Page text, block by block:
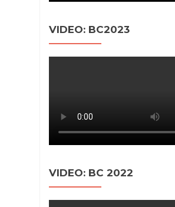
VIDEO: BC2023
VIDEO: BC 2022